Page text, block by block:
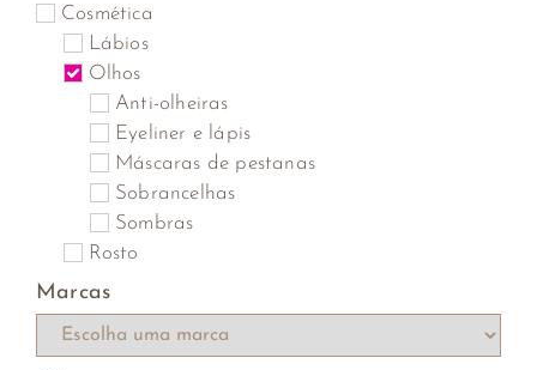
Cosmética
Lábios
Olhos
Anti-olheiras
Eyeliner e lápis
Máscaras de pestanas
Sobrancelhas
Sombras
Rosto
Marcas